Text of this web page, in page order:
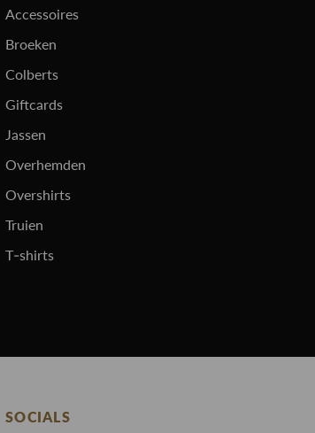
Accessoires
Broeken
Colberts
Giftcards
Jassen
Overhemden
Overshirts
Truien
T-shirts
SOCIALS